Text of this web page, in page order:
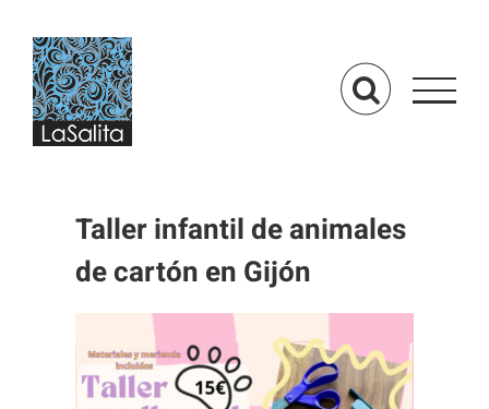
contenido
Taller infantil de animales
de cartón en Gijón
imagen
más
grande